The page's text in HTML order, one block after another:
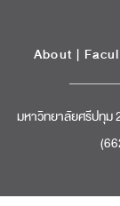
About |
มหาวิทยาลัยศรีปทุม